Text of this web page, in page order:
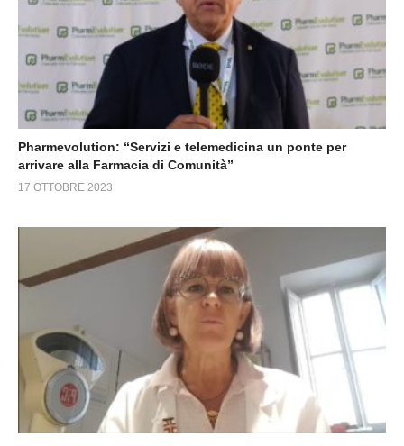
Pharmevolution: “Servizi e telemedicina un ponte per
arrivare alla Farmacia di Comunità”
17 OTTOBRE 2023